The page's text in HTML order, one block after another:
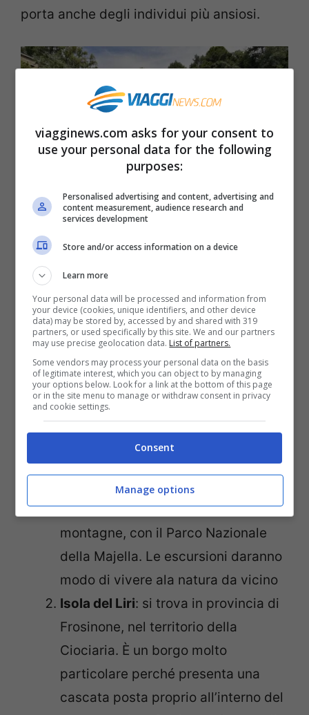
porta anche degli individui più ansiosi.
Dove andare il primo weekend di aprile: quattro mete da
sogno – viagginews.com
Ecco di quali si sta parlando:
Ortona: si tratta di una città
abruzzese situata in provincia di
Chieti, sul Mare Adriatico. Qui, è
possibile rilassarsi in spiaggia e fare
delle lunghe passeggiate lungo la
capelli e delle acque cristalline. A
pochi chilometri di distanza, è
possibile trovare anche le
montagne, con il Parco Nazionale
della Majella. Le escursioni daranno
modo di vivere ala natura da vicino
Isola del Liri: si trova in provincia di
Frosinone, nel territorio della
Ciociaria. È un borgo molto
particolare perché presenta una
cascata posta proprio all’interno del
viagginews.com asks for your consent to
use your personal data for the following
purposes:
Personalised advertising and content, advertising and
content measurement, audience research and
services development
Store and/or access information on a device
Learn more
Your personal data will be processed and information from
your device (cookies, unique identifiers, and other device
data) may be stored by, accessed by and shared with 319
partners, or used specifically by this site. We and our partners
may use precise geolocation data. List of partners.
Some vendors may process your personal data on the basis
of legitimate interest, which you can object to by managing
your options below. Look for a link at the bottom of this page
or in the site menu to manage or withdraw consent in privacy
and cookie settings.
Consent
Manage options